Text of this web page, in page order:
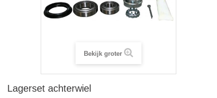
Bekijk groter
Lagerset achterwiel